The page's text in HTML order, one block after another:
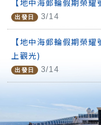
旅
獎
無
障
礙
【地中海郵輪假期榮
出發日 3/14
【地中海郵輪假期榮
上觀光)
出發日 3/14